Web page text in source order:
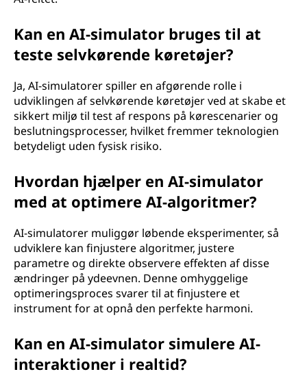
Kan en AI-simulator bruges til at
teste selvkørende køretøjer?
Ja, AI-simulatorer spiller en afgørende rolle i
udviklingen af selvkørende køretøjer ved at skabe et
sikkert miljø til test af respons på kørescenarier og
beslutningsprocesser, hvilket fremmer teknologien
betydeligt uden fysisk risiko.
Hvordan hjælper en AI-simulator
med at optimere AI-algoritmer?
AI-simulatorer muliggør løbende eksperimenter, så
udviklere kan finjustere algoritmer, justere
parametre og direkte observere effekten af disse
ændringer på ydeevnen. Denne omhyggelige
optimeringsproces svarer til at finjustere et
instrument for at opnå den perfekte harmoni.
Kan en AI-simulator simulere AI-
interaktioner i realtid?